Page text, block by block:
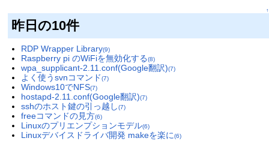
↑
昨日の10件
RDP Wrapper Library(9)
Raspberry pi のWiFiを無効化する(8)
wpa_supplicant-2.11.conf(Google翻訳)(7)
よく使うsvnコマンド(7)
Windows10でNFS(7)
hostapd-2.11.conf(Google翻訳)(7)
sshのホスト鍵の引っ越し(7)
freeコマンドの見方(6)
Linuxのプリエンプションモデル(6)
Linuxデバイスドライバ開発 makeを楽に(6)